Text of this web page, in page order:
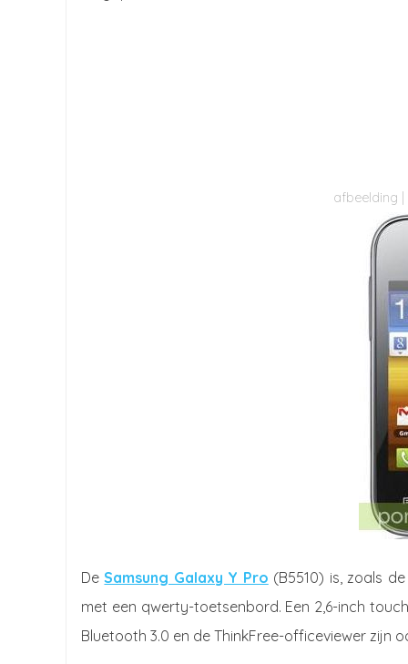
DeSamsung Galaxy Y Pro (B5510) is, zoals
met een qwerty-toetsenbord. Een 2,6-inch
Bluetooth 3.0 en de ThinkFree-officeviewer zijn